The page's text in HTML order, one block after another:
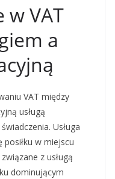
w VAT
a
VAT między
usługą
Usługa
posiłku w miejscu
z usługą
dominującym